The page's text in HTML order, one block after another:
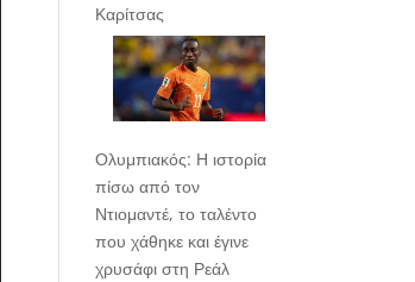
Καρίτσας
Ολυμπιακός: Η ιστορία
πίσω από τον
Ντιομαντέ, το ταλέντο
που χάθηκε και έγινε
χρυσάφι στη Ρεάλ